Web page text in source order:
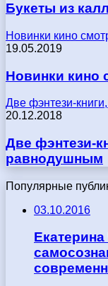
Букеты из
Новинки кино
19.05.2019
Новинки кино
Две фэнтези-
20.12.2018
Две фэнтези-
равнодушным
Популярные
03.10.2016